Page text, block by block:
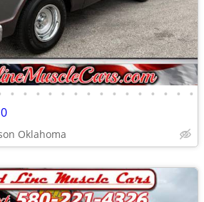
• • • • • • • • • • • • • • •
Oklahoma